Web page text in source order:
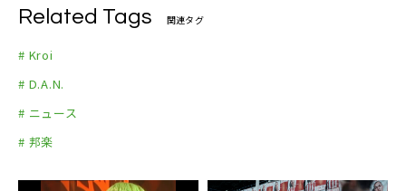
Related Tags 関連タグ
# Kroi
# D.A.N.
# ニュース
# 邦楽